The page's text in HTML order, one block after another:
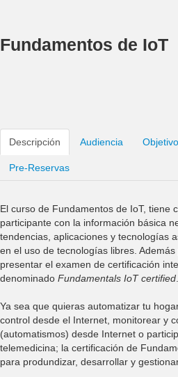
Fundamentos de IoT
Descripción Audiencia
Pre-Reservas
El curso de Fundamentos de IoT, tiene
participante con la información básica
tendencias, aplicaciones y tecnologías
en el uso de tecnologías libres.
presentar el examen de certificación
denominado Fundamentals IoT certified.
Ya sea que quieras automatizar tu
control desde el Internet, monitorear y
(automatismos) desde Internet o
telemedicina; la certificación de
para produndizar, desarrollar y